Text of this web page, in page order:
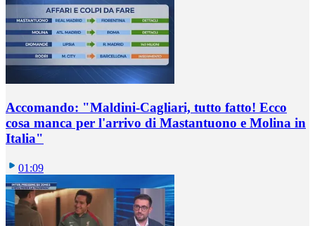
Accomando: "Maldini-Cagliari, tutto fatto! Ecco
cosa manca per l'arrivo di Mastantuono e Molina in
Italia"
01:09